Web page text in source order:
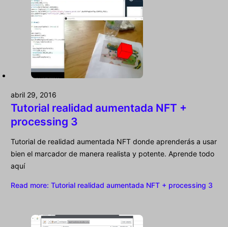
abril 29, 2016
Tutorial realidad aumentada NFT +
processing 3
Tutorial de realidad aumentada NFT donde aprenderás a usar
bien el marcador de manera realista y potente. Aprende todo
aquí
Read more: Tutorial realidad aumentada NFT + processing 3